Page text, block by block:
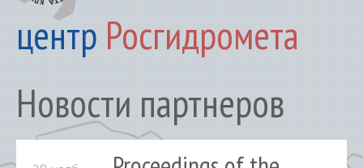
центр Росгидромета
Новости партнеров